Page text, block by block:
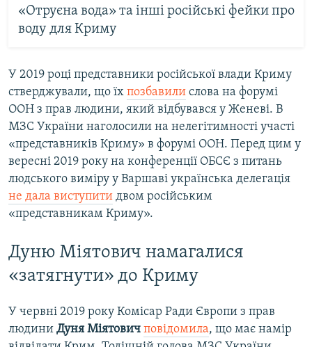
«Отруєна вода» та інші російські фейки про
воду для Криму
У 2019 році представники російської влади Криму
стверджували, що їх позбавили слова на форумі
ООН з прав людини, який відбувався у Женеві. В
МЗС України наголосили на нелегітимності участі
«представників Криму» в форумі ООН. Перед цим у
вересні 2019 року на конференції ОБСЄ з питань
людського виміру у Варшаві українська делегація
не дала виступити двом російським
«представникам Криму».
Дуню Міятович намагалися
«затягнути» до Криму
У червні 2019 року Комісар Ради Європи з прав
людини Дуня Міятович повідомила, що має намір